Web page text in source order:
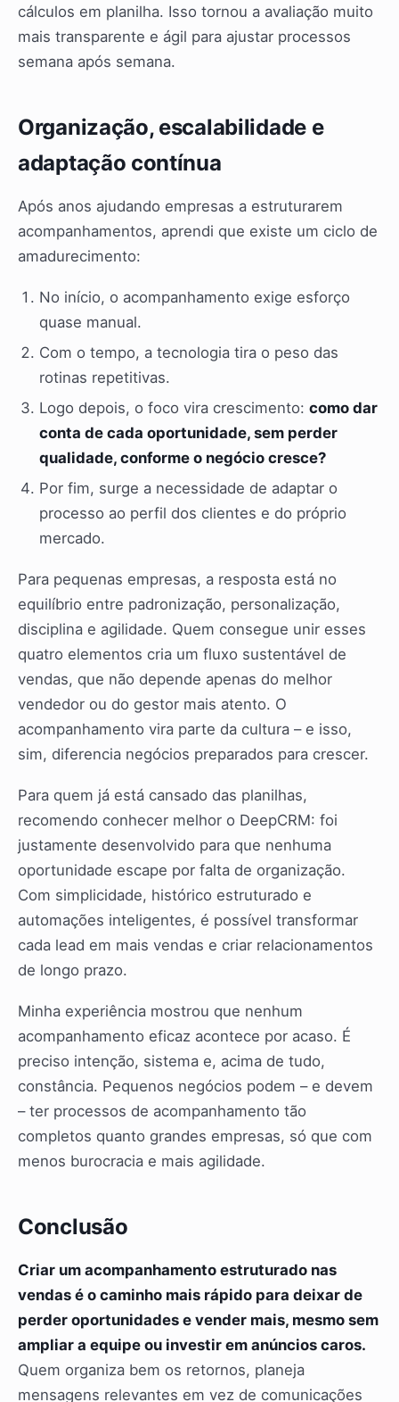
cálculos em planilha. Isso tornou a avaliação muito
mais transparente e ágil para ajustar processos
semana após semana.
Organização, escalabilidade e
adaptação contínua
Após anos ajudando empresas a estruturarem
acompanhamentos, aprendi que existe um ciclo de
amadurecimento:
No início, o acompanhamento exige esforço
quase manual.
Com o tempo, a tecnologia tira o peso das
rotinas repetitivas.
Logo depois, o foco vira crescimento: como dar
conta de cada oportunidade, sem perder
qualidade, conforme o negócio cresce?
Por fim, surge a necessidade de adaptar o
processo ao perfil dos clientes e do próprio
mercado.
Para pequenas empresas, a resposta está no
equilíbrio entre padronização, personalização,
disciplina e agilidade. Quem consegue unir esses
quatro elementos cria um fluxo sustentável de
vendas, que não depende apenas do melhor
vendedor ou do gestor mais atento. O
acompanhamento vira parte da cultura – e isso,
sim, diferencia negócios preparados para crescer.
Para quem já está cansado das planilhas,
recomendo conhecer melhor o DeepCRM: foi
justamente desenvolvido para que nenhuma
oportunidade escape por falta de organização.
Com simplicidade, histórico estruturado e
automações inteligentes, é possível transformar
cada lead em mais vendas e criar relacionamentos
de longo prazo.
Minha experiência mostrou que nenhum
acompanhamento eficaz acontece por acaso. É
preciso intenção, sistema e, acima de tudo,
constância. Pequenos negócios podem – e devem
– ter processos de acompanhamento tão
completos quanto grandes empresas, só que com
menos burocracia e mais agilidade.
Conclusão
Criar um acompanhamento estruturado nas
vendas é o caminho mais rápido para deixar de
perder oportunidades e vender mais, mesmo sem
ampliar a equipe ou investir em anúncios caros.
Quem organiza bem os retornos, planeja
mensagens relevantes em vez de comunicações